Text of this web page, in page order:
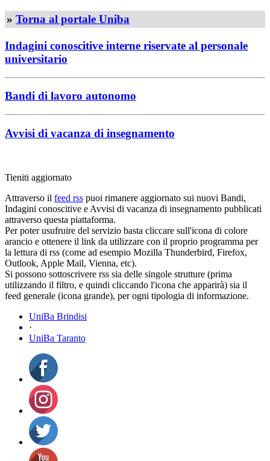
» Torna al portale Uniba
Indagini conoscitive interne riservate al personale
universitario
Bandi di lavoro autonomo
Avvisi di vacanza di insegnamento
Tieniti aggiornato
Attraverso il feed rss puoi rimanere aggiornato sui nuovi Bandi,
Indagini conoscitive e Avvisi di vacanza di insegnamento pubblicati
attraverso questa piattaforma.
Per poter usufruire del servizio basta cliccare sull'icona di colore
arancio e ottenere il link da utilizzare con il proprio programma per
la lettura di rss (come ad esempio Mozilla Thunderbird, Firefox,
Outlook, Apple Mail, Vienna, etc).
Si possono sottoscrivere rss sia delle singole strutture (prima
utilizzando il filtro, e quindi cliccando l'icona che apparirà) sia il
feed generale (icona grande), per ogni tipologia di informazione.
UniBa Brindisi
·
UniBa Taranto